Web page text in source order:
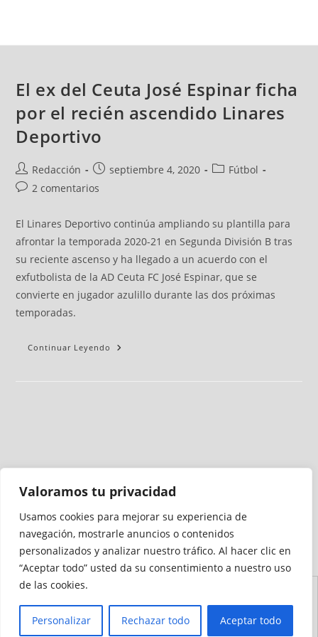
Valoramos tu privacidad
Usamos cookies para mejorar su experiencia de
navegación, mostrarle anuncios o contenidos
personalizados y analizar nuestro tráfico. Al hacer clic en
“Aceptar todo” usted da su consentimiento a nuestro uso
de las cookies.
Personalizar Rechazar todo Aceptar todo
El ex del Ceuta José Espinar ficha
por el recién ascendido Linares
Deportivo
Redacción septiembre 4, 2020
Fútbol
2 comentarios
El Linares Deportivo continúa ampliando su plantilla para
afrontar la temporada 2020-21 en Segunda División B tras
su reciente ascenso y ha llegado a un acuerdo con el
exfutbolista de la AD Ceuta FC José Espinar, que se
convierte en jugador azulillo durante las dos próximas
temporadas.
Continuar Leyendo
Medio auditado por
Accesibilidad
Sitio
Cookies
Privacidad